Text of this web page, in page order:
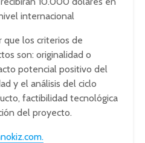
internacional
que los criterios de
son: originalidad o
potencial positivo del
y el análisis del ciclo
factibilidad tecnológica
del proyecto.